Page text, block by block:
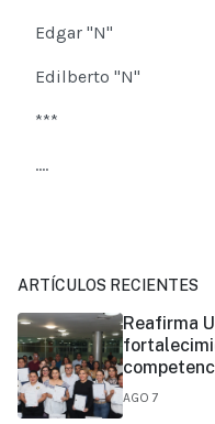
Edgar "N"
Edilberto "N"
***
....
ARTÍCULOS RECIENTES
Reafirma
AGO 7